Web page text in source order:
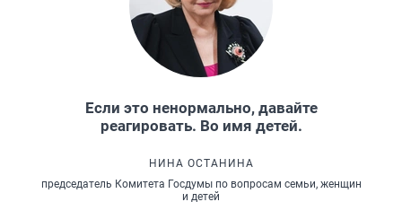
Если это ненормально, давайте
реагировать. Во имя детей.
НИНА ОСТАНИНА
председатель Комитета Госдумы по вопросам семьи, женщин
и детей